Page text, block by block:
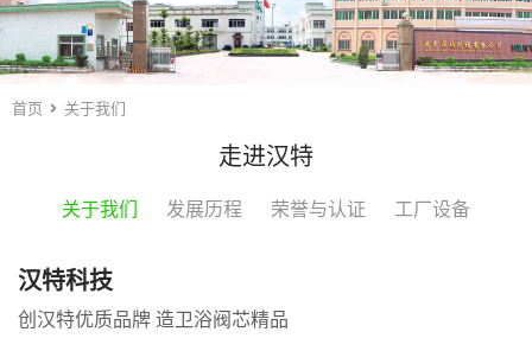
走进汉特
阀芯
角阀
环流磁效器
下载中心
汉特动态
首页 关于我们
走进汉特
关于我们 发展历程 荣誉与认证 工厂设备
汉特科技
创汉特优质品牌 造卫浴阀芯精品